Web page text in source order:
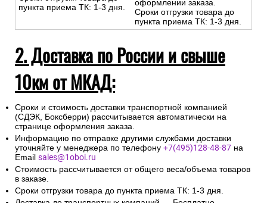
пункта приема ТК: 1-3 дня.
оформлении заказа.
Сроки отгрузки товара до
пункта приема ТК: 1-3 дня.
2. Доставка по России и свыше
10км от МКАД:
Сроки и стоимость доставки транспортной компанией
(СДЭК, Боксберри) рассчитывается автоматически на
странице оформления заказа.
Информацию по отправке другими службами доставки
уточняйте у менеджера по телефону +7(495)128-48-87 на
Email sales@1oboi.ru
Стоимость рассчитывается от общего веса/объема товаров
в заказе.
Сроки отгрузки товара до пункта приема ТК: 1-3 дня.